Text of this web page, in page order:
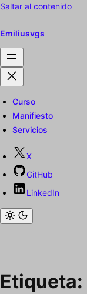
Saltar al contenido
Emiliusvgs
Curso
Manifiesto
Servicios
X
GitHub
LinkedIn
Etiqueta: